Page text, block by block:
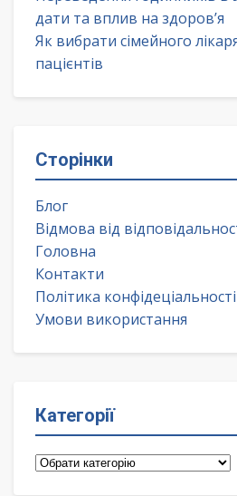
дати та вплив на здоров’я
Як вибрати сімейного
пацієнтів
Сторінки
Блог
Відмова від
Головна
Контакти
Політика конфідеціальності
Умови використання
Категорії
Категорії